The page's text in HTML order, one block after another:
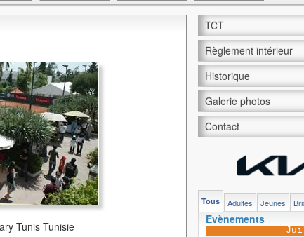
Tunis Tunisie
TCT
Règlement intérieur
Historique
Galerie photos
Contact
Tous Adultes Jeunes
Evènements